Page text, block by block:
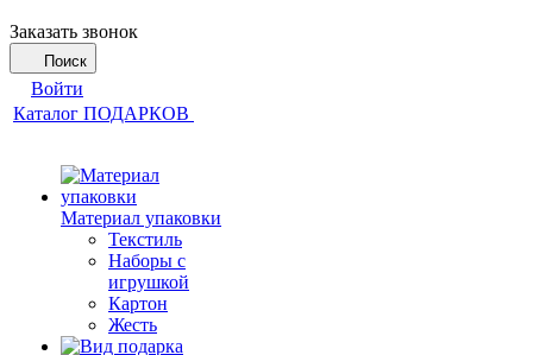
Заказать звонок
Поиск
Войти
Каталог ПОДАРКОВ
Материал упаковки
Текстиль
Наборы с
игрушкой
Картон
Жесть